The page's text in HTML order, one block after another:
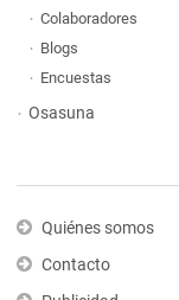
Colaboradores
Blogs
Encuestas
Osasuna
Quiénes somos
Contacto